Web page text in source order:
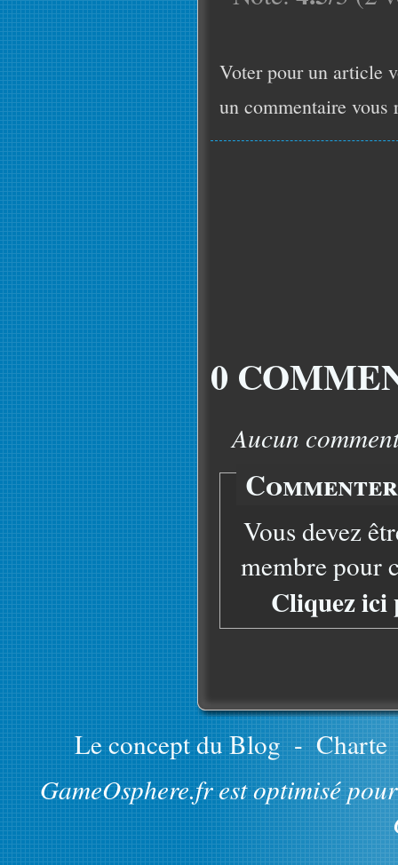
Voter pour un article
un commentaire vous
0
Aucun
Vous devez
membre pour
Cliquez ici
Le concept du Blog - Charte
GameOsphere.fr est optimisé